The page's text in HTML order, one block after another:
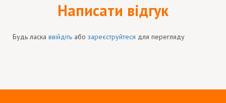
Написати відгук
Будь ласка ввійдіть або зареєструйтеся для перегляду